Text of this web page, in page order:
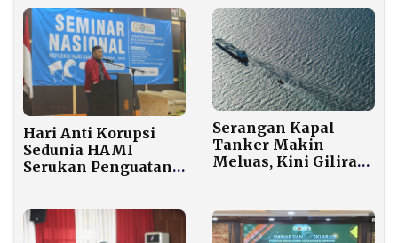
2026
Hari Anti Korupsi
Sedunia HAMI
Serukan Penguatan
Korupsi
Serangan Kapal
Tanker Makin
Meluas, Kini Giliran